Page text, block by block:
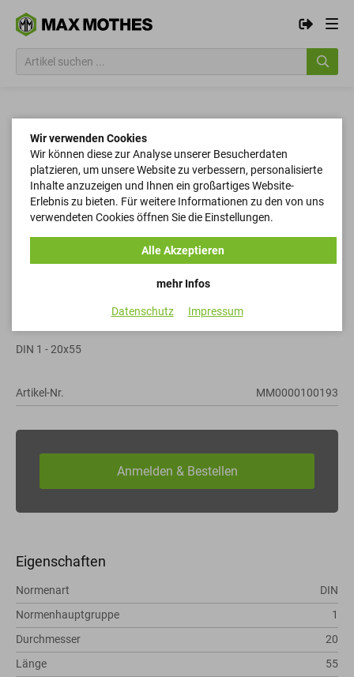
Kegelstifte
DIN 1 - 20x55
Artikel-Nr. MM0000100193
Eigenschaften
Normenart
DIN
Normenhauptgruppe
1
Durchmesser
20
Länge
55
Wir verwenden Cookies
Wir können diese zur Analyse unserer Besucherdaten
platzieren, um unsere Website zu verbessern, personalisierte
Inhalte anzuzeigen und Ihnen ein großartiges Website-
Erlebnis zu bieten. Für weitere Informationen zu den von uns
verwendeten Cookies öffnen Sie die Einstellungen.
mehr Infos
Alle Akzeptieren
Datenschutz Impressum